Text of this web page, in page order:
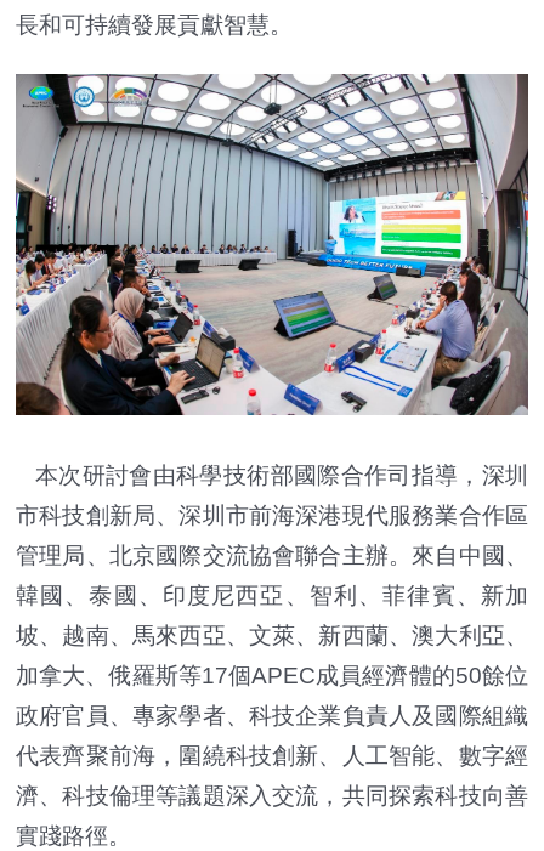
長和可持續發展貢獻智慧。
本次研討會由科學技術部國際合作司指導，深圳
市科技創新局、深圳市前海深港現代服務業合作區
管理局、北京國際交流協會聯合主辦。來自中國、
韓國、泰國、印度尼西亞、智利、菲律賓、新加
坡、越南、馬來西亞、文萊、新西蘭、澳大利亞、
加拿大、俄羅斯等17個APEC成員經濟體的50餘位
政府官員、專家學者、科技企業負責人及國際組織
代表齊聚前海，圍繞科技創新、人工智能、數字經
濟、科技倫理等議題深入交流，共同探索科技向善
實踐路徑。